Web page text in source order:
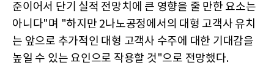
준이어서 단기 실적 전망치에 큰 영향을 줄 만한 요소는
아니다"며 "하지만 2나노공정에서의 대형 고객사 유치
는 앞으로 추가적인 대형 고객사 수주에 대한 기대감을
높일 수 있는 요인으로 작용할 것"으로 전망했다.